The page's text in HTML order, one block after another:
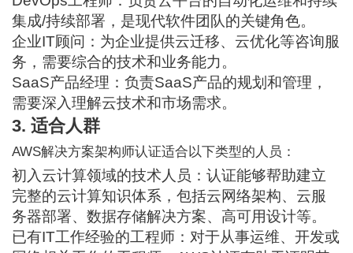
集成/持续部署，是现代软件团队的关键角色。
企业IT顾问：为企业提供云迁移、云优化等咨询服
务，需要综合的技术和业务能力。
SaaS产品经理：负责SaaS产品的规划和管理，
需要深入理解云技术和市场需求。
3. 适合人群
AWS解决方案架构师认证适合以下类型的人员：
初入云计算领域的技术人员：认证能够帮助建立
完整的云计算知识体系，包括云网络架构、云服
务器部署、数据存储解决方案、高可用设计等。
已有IT工作经验的工程师：对于从事运维、开发或